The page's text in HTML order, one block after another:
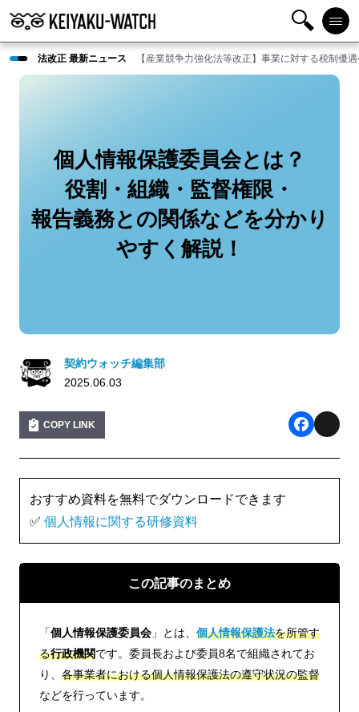
検
索
メニ
ュー
法改正 最新ニュース 【産業競争力強化法等改正】事業に対する税制優
個人情報保護委員会とは？
役割・組織・監督権限・
報告義務との関係などを分かり
やすく解説！
契約ウォッチ編集部
2025.06.03
COPY LINK
a
b
o
k
おすすめ資料を無料でダウンロードできます
✅ 個人情報に関する研修資料
この記事のまとめ
「個人情報保護委員会 」とは、 個人情報保護法を所管す
る行政機関です。委員長および委員8名で組織されてお
り、 各事業者における個人情報保護法の遵守状況の監督
などを行っています。